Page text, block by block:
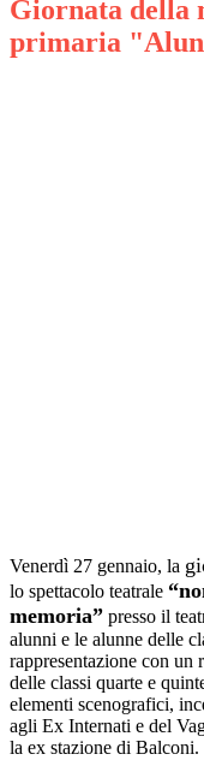
Giornata della
primaria
Venerdì 27 gennaio, la
lo spettacolo teatrale
memoria” presso il
alunni e le alunne delle
rappresentazione con
delle classi quarte e
elementi scenografici,
agli Ex Internati e del
la ex stazione di Balconi.